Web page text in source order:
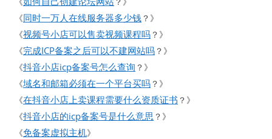
《同时一万人在线服务器多少钱 ？》
《视频号小店可以售卖视频课程吗 ？》
《完成ICP备案之后可以不建网站吗 ？》
《抖音小店icp备案号怎么查询 ？》
《域名和邮箱必须在一个平台买吗 ？》
《在抖音小店上卖课程需要什么资质证书 ？》
《抖音小店的icp备案号是什么意思 ？》
《免备案虚拟主机》